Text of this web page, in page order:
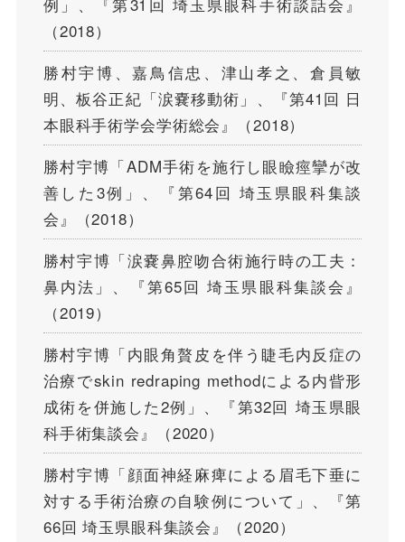
（2018）
勝村宇博、嘉鳥信忠、津山孝之、倉員敏
明、板谷正紀「涙嚢移動術」、『第41回 日
本眼科手術学会学術総会』（2018）
勝村宇博「ADM手術を施行し眼瞼痙攣が改
善した3例」、『第64回 埼玉県眼科集談
会』（2018）
勝村宇博「涙嚢鼻腔吻合術施行時の工夫：
鼻内法」、『第65回 埼玉県眼科集談会』
（2019）
勝村宇博「内眼角贅皮を伴う睫毛内反症の
治療でskin redraping methodによる内眥形
成術を併施した2例」、『第32回 埼玉県眼
科手術集談会』（2020）
勝村宇博「顔面神経麻痺による眉毛下垂に
対する手術治療の自験例について」、『第
66回 埼玉県眼科集談会』（2020）